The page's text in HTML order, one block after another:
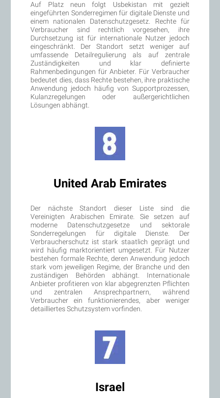
Auf Platz neun folgt Usbekistan mit gezielt
eingeführten Sonderregimen für digitale Dienste und
einem nationalen Datenschutzgesetz. Rechte für
Verbraucher sind rechtlich vorgesehen, ihre
Durchsetzung ist für internationale Nutzer jedoch
eingeschränkt. Der Standort setzt weniger auf
umfassende Detailregulierung als auf zentrale
Zuständigkeiten und klar definierte
Rahmenbedingungen für Anbieter. Für Verbraucher
bedeutet dies, dass Rechte bestehen, ihre praktische
Anwendung jedoch häufig von Supportprozessen,
Kulanzregelungen oder außergerichtlichen
Lösungen abhängt.
United Arab Emirates
Der nächste Standort dieser Liste sind die
Vereinigten Arabischen Emirate. Sie setzen auf
moderne Datenschutzgesetze und sektorale
Sonderregelungen für digitale Dienste. Der
Verbraucherschutz ist stark staatlich geprägt und
wird häufig marktorientiert umgesetzt. Für Nutzer
bestehen formale Rechte, deren Anwendung jedoch
stark vom jeweiligen Regime, der Branche und den
zuständigen Behörden abhängt. Internationale
Anbieter profitieren von klar abgegrenzten Pflichten
und zentralen Ansprechpartnern, während
Verbraucher ein funktionierendes, aber weniger
detailliertes Schutzsystem vorfinden.
Israel